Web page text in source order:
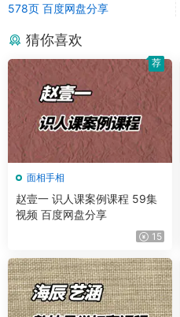
578页 百度网盘分享
猜你喜欢
面相手相
赵壹一 识人课案例课程 59集
视频 百度网盘分享
15
荐